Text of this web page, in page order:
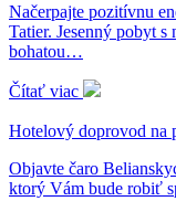
Načerpajte pozitívnu
Tatier. Jesenný pobyt s
bohatou…
Čítať viac
Hotelový doprovod na
Objavte čaro
ktorý Vám bude robiť